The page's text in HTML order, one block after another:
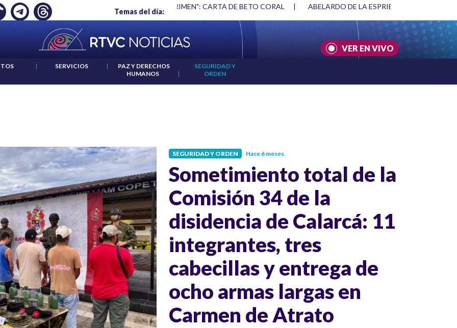
Temas del día:
NO ES UN CRIMEN": CARTA DE BETO CORAL ABELARDO DE LA ESPRIELLA Y DMG | ACUERDOS ENTRE ESTADOS
VER EN VIVO
| SERVICIOS |
PAZ Y DERECHOS
HUMANOS
|
SEGURIDAD Y
ORDEN
SEGURIDAD Y ORDEN Hace 6 meses
Sometimiento total de la
Comisión 34 de la
disidencia de Calarcá: 11
integrantes, tres
cabecillas y entrega de
ocho armas largas en
Carmen de Atrato